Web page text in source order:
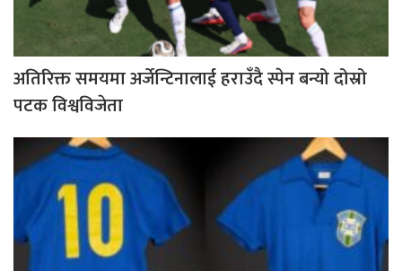
अतिरिक्त समयमा अर्जेन्टिनालाई हराउँदै स्पेन बन्यो दोस्रो
पटक विश्वविजेता